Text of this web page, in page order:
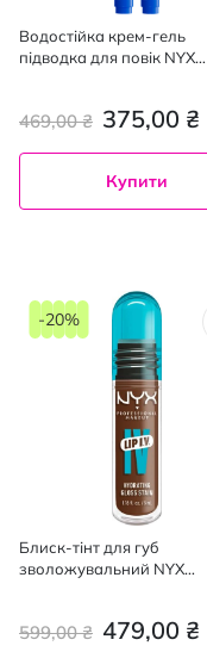
Водостійка крем-гель
підводка для повік NYX
375,00 ₴
469,00 ₴
Купити
Блиск-тінт для губ
зволожувальний NYX
479,00 ₴
599,00 ₴
-20%